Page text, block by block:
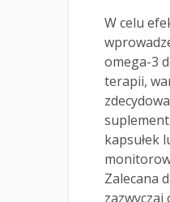
W celu
omega-3
terapii,
kapsułek
Zalecana
zazwyczaj